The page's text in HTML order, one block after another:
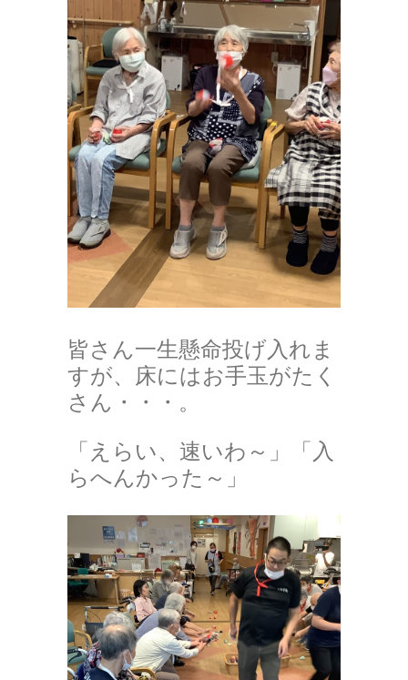
皆さん一生懸命投げ入れま
すが、床にはお手玉がたく
さん・・・。
「えらい、速いわ～」「入
らへんかった～」